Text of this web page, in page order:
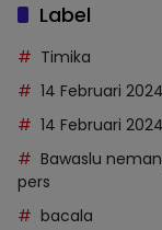
Label
Timika
14 Februari
14 Februari 2024
Bawaslu
pers
bacala